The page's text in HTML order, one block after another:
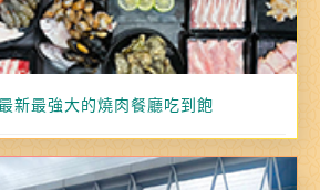
新最強大的燒肉餐廳吃到飽